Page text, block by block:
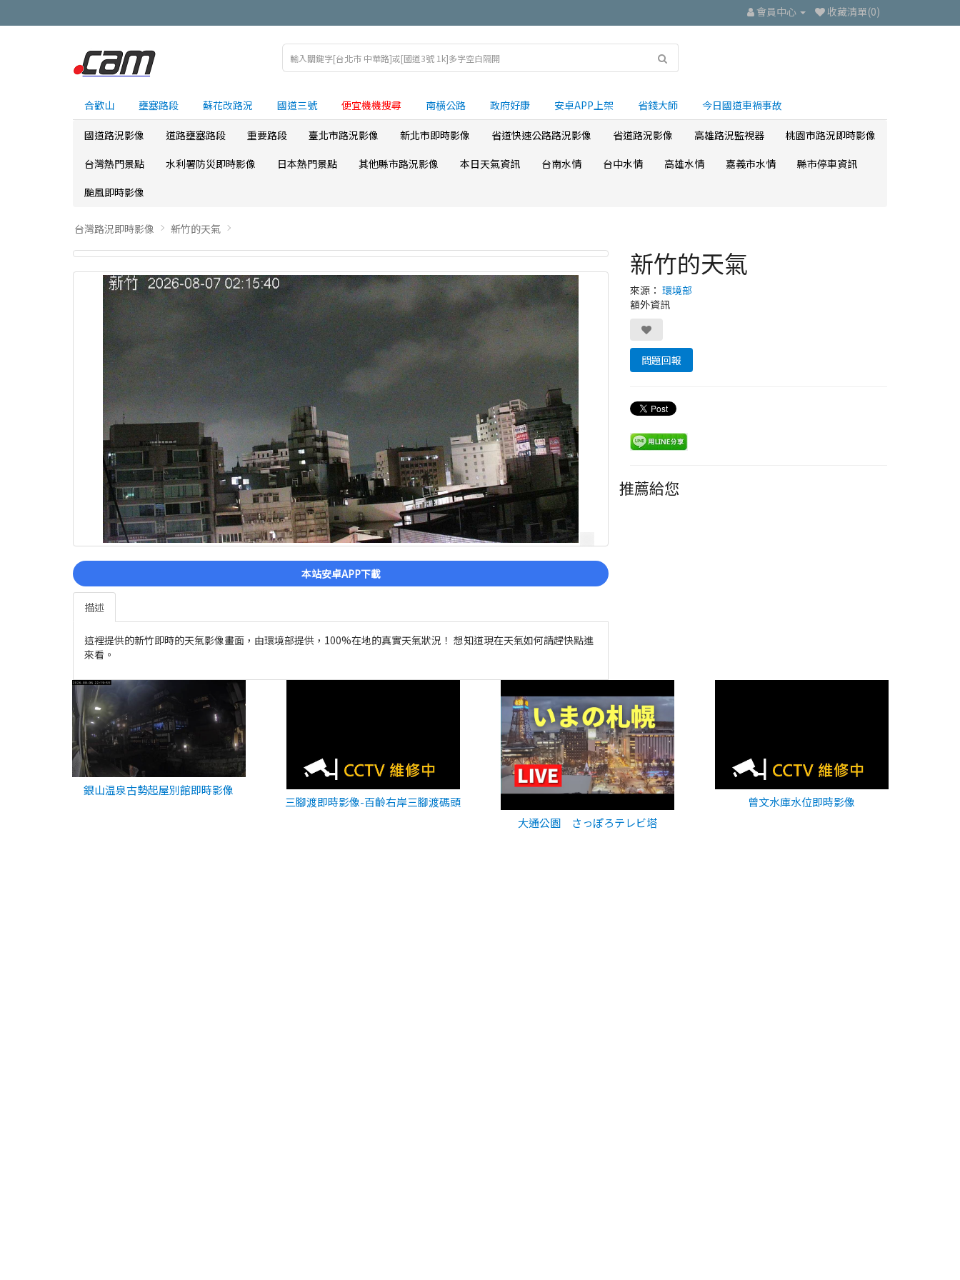
會員中心 收藏清單(0)
合歡山 壅塞路段 蘇花改路況 國道三號 便宜機機搜尋 南横公路 政府好康 安卓APP上架 省錢大師 今日國道車禍事故
國道路況影像 道路壅塞路段 重要路段 臺北市路況影像 新北市即時影像 省道快速公路路況影像 省道路況影像 高雄路況監視器
桃園市路況即時影像
台灣熱門景點
水利署防災即時影像 日本熱門景點 其他縣市路況影像 本日天氣資訊 台南水情 台中水情 高雄水情 嘉義市水情
縣市停車資訊
颱風即時影像
台灣路況即時影像 新竹的天氣
本站安卓APP下載
描述
這裡提供的新竹即時的天氣影像畫面，由環境部提供，100%在地的真實天氣狀況！ 想知道現在天氣如何請趕快點進
來看。
新竹的天氣
來源： 環境部
額外資訊
問題回報
推薦給您
銀山温泉古勢起屋別館即時影像
三腳渡即時影像-百齡右岸三腳渡碼頭
大通公園 さっぽろテレビ塔
曾文水庫水位即時影像